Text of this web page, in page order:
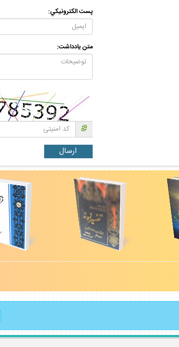
پست الكترونيكي:
متن يادداشت: